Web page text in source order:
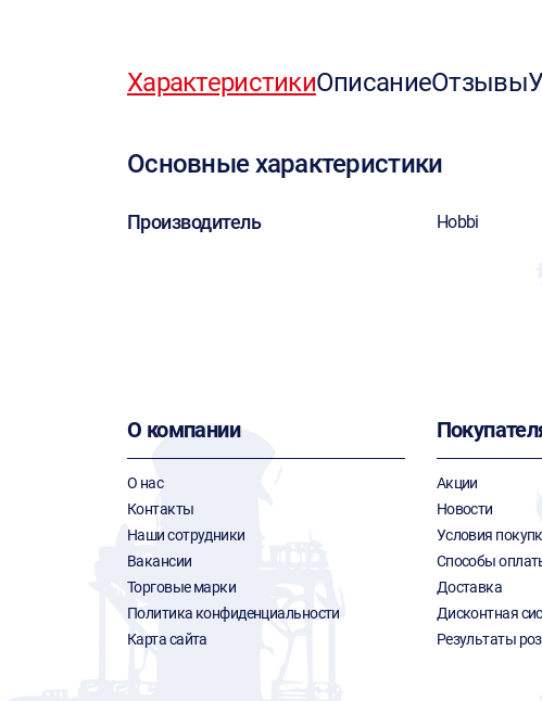
ХарактеристикиОписаниеОтзывы
Основные характеристики
Производитель Hobbi
О компании
О нас
Контакты
Наши сотрудники
Вакансии
Торговые марки
Политика конфиденциальности
Карта сайта
Акции
Новости
Условия
Способы
Доставка
Дисконтная
Результаты